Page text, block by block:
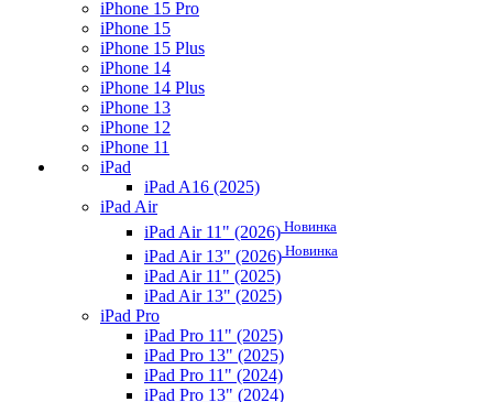
iPhone 15 Pro
iPhone 15
iPhone 15 Plus
iPhone 14
iPhone 14 Plus
iPhone 13
iPhone 12
iPhone 11
iPad
iPad A16 (2025)
iPad Air
iPad Air 11" (2026) Новинка
iPad Air 13" (2026) Новинка
iPad Air 11" (2025)
iPad Air 13" (2025)
iPad Pro
iPad Pro 11" (2025)
iPad Pro 13" (2025)
iPad Pro 11" (2024)
iPad Pro 13" (2024)